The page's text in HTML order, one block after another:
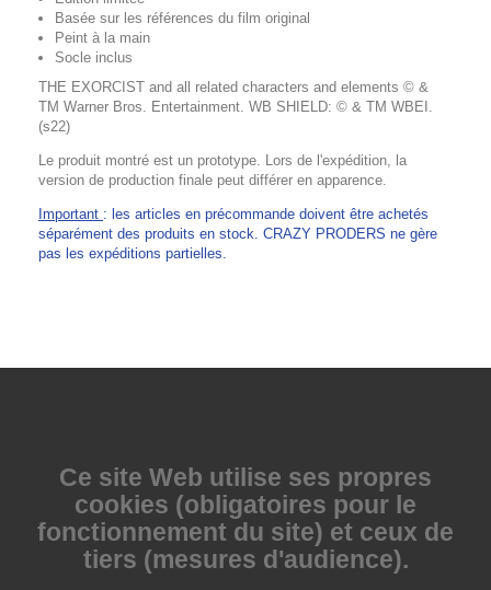
Basée sur les références du film original
Peint à la main
Socle inclus
THE EXORCIST and all related characters and elements © &
TM Warner Bros. Entertainment. WB SHIELD: © & TM WBEI.
(s22)
Le produit montré est un prototype. Lors de l'expédition, la
version de production finale peut différer en apparence.
Important : les articles en précommande doivent être achetés
séparément des produits en stock. CRAZY PRODERS ne gère
pas les expéditions partielles.
Ce site Web utilise ses propres
cookies (obligatoires pour le
fonctionnement du site) et ceux de
tiers (mesures d'audience).